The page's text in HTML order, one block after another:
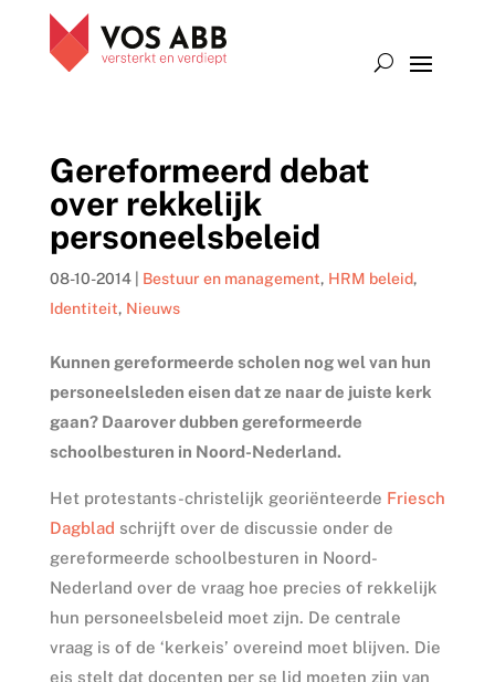
Gereformeerd debat
over rekkelijk
personeelsbeleid
08-10-2014| Bestuur en management, HRM beleid,
Identiteit, Nieuws
Kunnen gereformeerde scholen nog wel van hun
personeelsleden eisen dat ze naar de juiste kerk
gaan? Daarover dubben gereformeerde
schoolbesturen in Noord-Nederland.
Het protestants-christelijk georiënteerde Friesch
Dagblad schrijft over de discussie onder de
gereformeerde schoolbesturen in Noord-
Nederland over de vraag hoe precies of rekkelijk
hun personeelsbeleid moet zijn. De centrale
vraag is of de ‘kerkeis’ overeind moet blijven. Die
eis stelt dat docenten per se lid moeten zijn van